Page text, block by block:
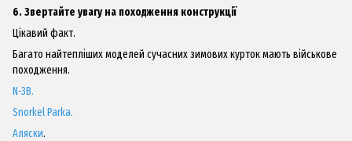
6. Звертайте увагу на походження конструкції
Цікавий факт.
Багато найтепліших моделей сучасних зимових курток мають військове
походження.
N-3B.
Snorkel Parka.
Аляски.